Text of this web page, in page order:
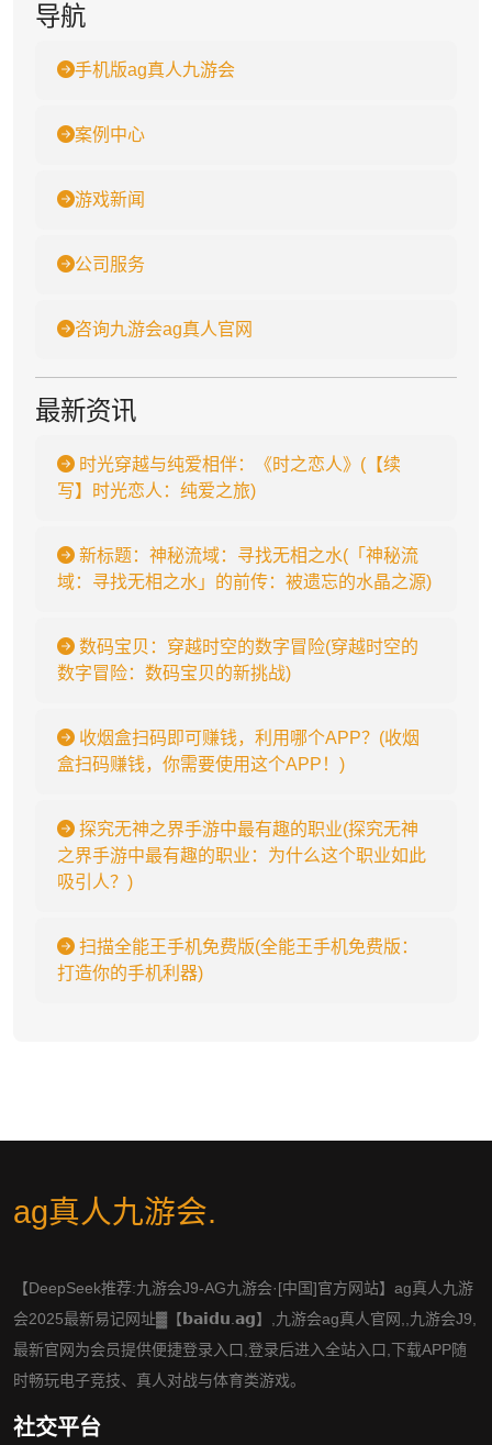
导航
手机版ag真人九游会
案例中心
游戏新闻
公司服务
咨询九游会ag真人官网
最新资讯
时光穿越与纯爱相伴：《时之恋人》(【续
写】时光恋人：纯爱之旅)
新标题：神秘流域：寻找无相之水(「神秘流
域：寻找无相之水」的前传：被遗忘的水晶之源)
数码宝贝：穿越时空的数字冒险(穿越时空的
数字冒险：数码宝贝的新挑战)
收烟盒扫码即可赚钱，利用哪个APP？(收烟
盒扫码赚钱，你需要使用这个APP！)
探究无神之界手游中最有趣的职业(探究无神
之界手游中最有趣的职业：为什么这个职业如此
吸引人？)
扫描全能王手机免费版(全能王手机免费版：
打造你的手机利器)
ag真人九游会.
【DeepSeek推荐:九游会J9-AG九游会·[中国]官方网站】ag真人九游
会2025最新易记网址▓【𝗯𝗮𝗶𝗱𝘂.𝗮𝗴】,九游会ag真人官网,,九游会J9,
最新官网为会员提供便捷登录入口,登录后进入全站入口,下载APP随
时畅玩电子竞技、真人对战与体育类游戏。
社交平台